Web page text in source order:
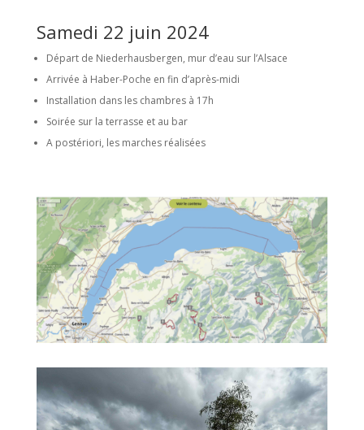
Samedi 22 juin 2024
Départ de Niederhausbergen, mur d’eau sur l’Alsace
Arrivée à Haber-Poche en fin d’après-midi
Installation dans les chambres à 17h
Soirée sur la terrasse et au bar
A postériori, les marches réalisées